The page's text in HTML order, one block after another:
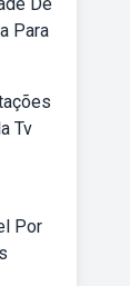
Para
Tv
Por